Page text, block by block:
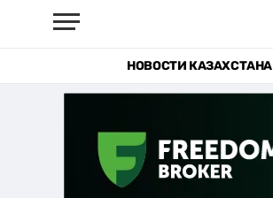
НОВОСТИ КАЗАХСТАНА